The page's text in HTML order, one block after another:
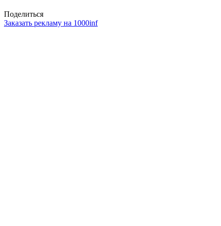
Поделиться
Заказать рекламу на 1000inf